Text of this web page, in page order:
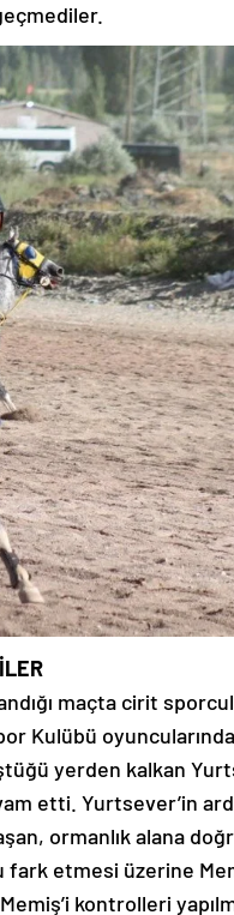
maçta cirit
Kulübü
yerden kalkan
etti. Yurtsever’in
ormanlık alana
etmesi üzerine
kontrolleri